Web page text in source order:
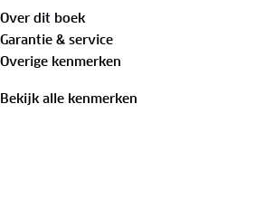
Tot slot worden er een aantal
helemaal compleet maken, van
lunchtentjes en mooiste
Over dit boek
Garantie & service
Overige kenmerken
Bekijk alle kenmerken